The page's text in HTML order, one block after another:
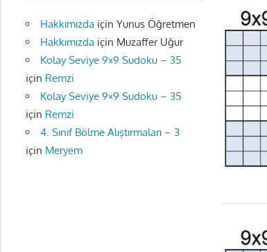
Hakkımızda için Yunus Öğretmen
Hakkımızda için Muzaffer Uğur
Kolay Seviye 9×9 Sudoku – 35
için Remzi
Kolay Seviye 9×9 Sudoku – 35
için Remzi
4. Sınıf Bölme Alıştırmaları – 3
için Meryem